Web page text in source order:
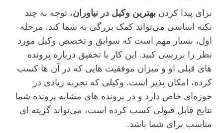
برای پیدا کردنبهترین وکیل در نیاوران، توجه به چند
نکته اساسی می‌تواند کمک بزرگی به شما کند. مرحله
اول، بسیار مهم است که سوابق و تخصص وکیل مورد
نظر را بررسی کنید. این کار با تحقیق درباره پرونده‌
های قبلی او و میزان موفقیت‌ هایی که در آن‌ ها کسب
کرده، امکان‌ پذیر است. وکیلی که تجربه زیادی در
حوزه‌ای خاص دارد و در پرونده‌ های مشابه پرونده شما
نتایج قابل قبولی کسب کرده است، می‌تواند گزینه‌ ای
مناسب برای شما باشد.